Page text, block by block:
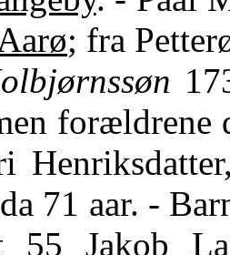
; fra
forældrene
71 aar. -
55 Jakob